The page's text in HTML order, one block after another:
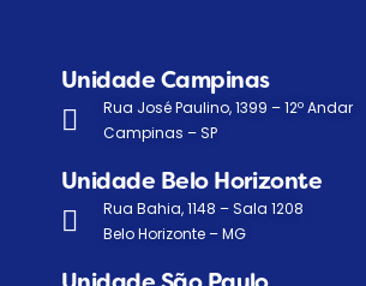
Unidade Campinas
Rua José Paulino, 1399 – 12º Andar
Campinas – SP
Unidade Belo Horizonte
Rua Bahia, 1148 – Sala 1208
Belo Horizonte – MG